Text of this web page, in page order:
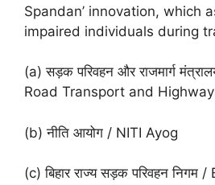
Spandan’ innovation, which
impaired individuals during
(a) सड़क परिवहन और राजमार्ग
Road Transport and
(b) नीति आयोग / NITI Ayog
(c) बिहार राज्य सड़क परिवहन निगम /